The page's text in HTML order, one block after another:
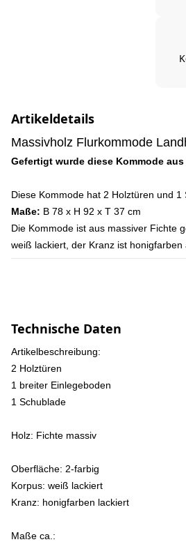
Artikeldetails
Massivholz Flurkommode
Gefertigt wurde diese Kommode
Diese Kommode hat 2 Holztüren und 1
Maße: B 78 x H 92 x T 37 cm
Die Kommode ist aus massiver Fichte
weiß lackiert, der Kranz ist honigfarben
Technische Daten
Artikelbeschreibung:
2 Holztüren
1 breiter Einlegeboden
1 Schublade
Holz: Fichte massiv
Oberfläche: 2-farbig
Korpus: weiß lackiert
Kranz: honigfarben lackiert
Maße ca.: